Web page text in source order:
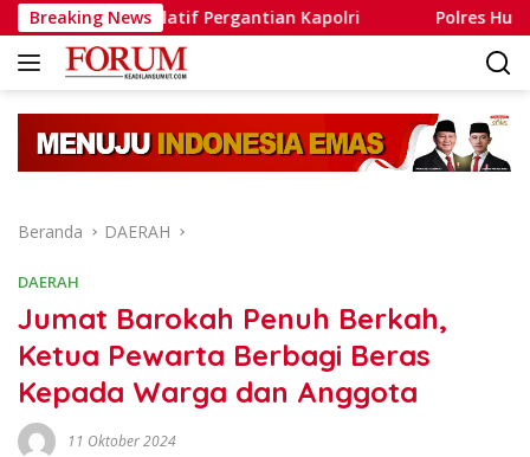
Langsung
ke
konten
Breaking News
Spekulatif Pergantian Kapolri Polres Humbahas
Beranda DAERAH
DAERAH
Jumat Barokah Penuh Berkah,
Ketua Pewarta Berbagi Beras
Kepada Warga dan Anggota
11 Oktober 2024